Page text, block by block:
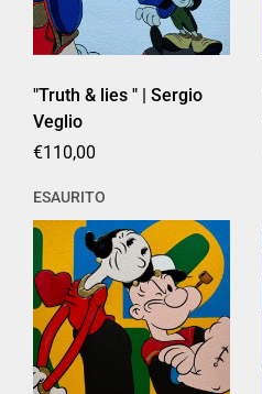
"Truth & lies " | Sergio
Veglio
Prezzo di listino
€110,00
ESAURITO